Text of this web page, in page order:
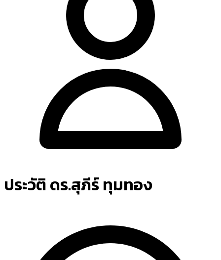
ประวัติ ดร.สุภีร์ ทุมทอง